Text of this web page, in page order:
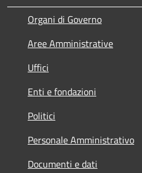
Organi di Governo
Aree Amministrative
Uffici
Enti e fondazioni
Politici
Personale Amministrativo
Documenti e dati